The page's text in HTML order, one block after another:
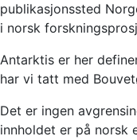
publikasjonssted
i norsk
Antarktis er her
har vi tatt med
Det er ingen
innholdet er på norsk